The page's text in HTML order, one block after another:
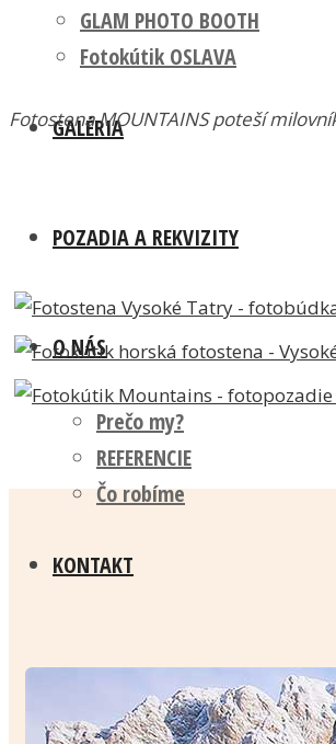
GLAM PHOTO BOOTH
Fotokútik OSLAVA
GALÉRIA
POZADIA A REKVIZITY
O NÁS
Prečo my?
REFERENCIE
Čo robíme
KONTAKT
Fotostena MOUNTAINS poteší